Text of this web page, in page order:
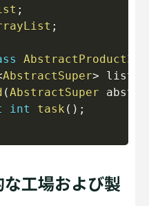
;
;
AbstractProduct3
AbstractSuper> list
(AbstractSuper
int task ( ) ;
工場および製